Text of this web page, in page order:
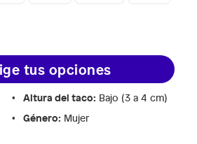
tus opciones
Altura del taco: Bajo (3 a 4 cm)
Género: Mujer